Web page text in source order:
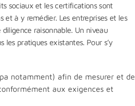
sociaux et les certifications sont
à y remédier. Les entreprises et les
raisonnable. Un niveau
les pratiques existantes. Pour s’y
notamment) afin de mesurer et de
aux exigences et